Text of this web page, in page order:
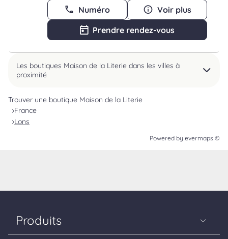
Numéro
Voir plus
Prendre rendez-vous
Les boutiques Maison de la Literie dans les villes à
proximité
Trouver une boutique Maison de la Literie
France
Lons
Powered by evermaps ©
Produits